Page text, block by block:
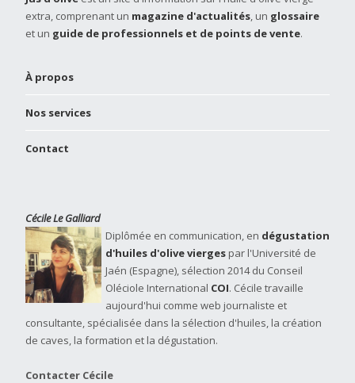
extra, comprenant un magazine d'actualités, un glossaire
et un guide de professionnels et de points de vente.
À propos
Nos services
Contact
Cécile Le Galliard
Diplômée en communication, en dégustation
d'huiles d'olive vierges par l'Université de
Jaén (Espagne), sélection 2014 du Conseil
Oléciole International COI. Cécile travaille
aujourd'hui comme web journaliste et
consultante, spécialisée dans la sélection d'huiles, la création
de caves, la formation et la dégustation.
Contacter Cécile